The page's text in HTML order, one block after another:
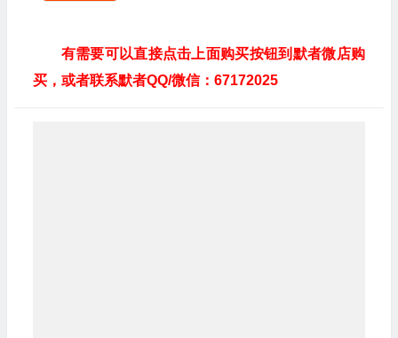
有需要可以直接点击上面购买按钮到默者微店购
买，或者联系默者QQ/微信：67172025